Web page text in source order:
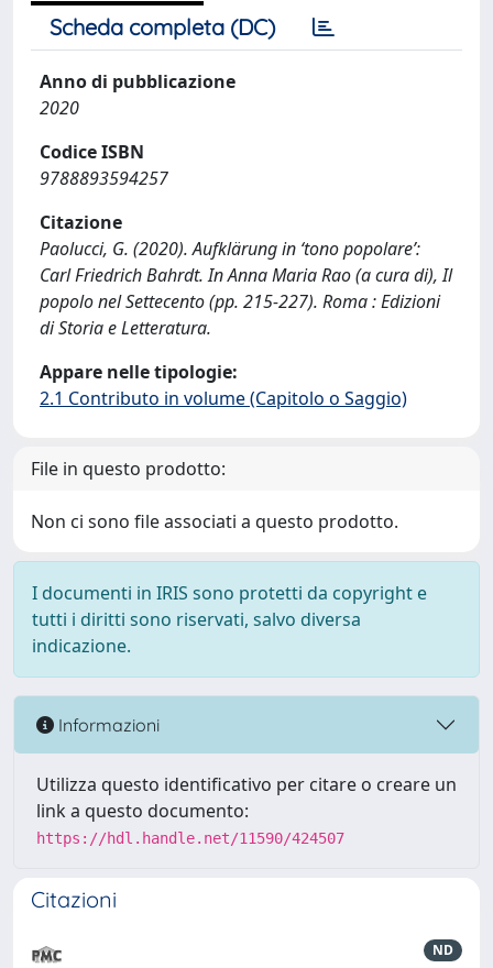
Scheda completa (DC)
Anno di pubblicazione
2020
Codice ISBN
9788893594257
Citazione
Paolucci, G. (2020). Aufklärung in ‘tono popolare’:
Carl Friedrich Bahrdt. In Anna Maria Rao (a cura di), Il
popolo nel Settecento (pp. 215-227). Roma : Edizioni
di Storia e Letteratura.
Appare nelle tipologie:
2.1 Contributo in volume (Capitolo o Saggio)
File in questo prodotto:
Non ci sono file associati a questo prodotto.
I documenti in IRIS sono protetti da copyright e
tutti i diritti sono riservati, salvo diversa
indicazione.
Informazioni
Utilizza questo identificativo per citare o creare un
link a questo documento:
https://hdl.handle.net/11590/424507
Citazioni
ND